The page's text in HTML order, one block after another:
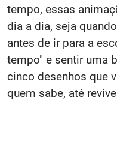
tempo, essas
dia a dia, seja
antes de ir para a
tempo" e sentir uma
cinco desenhos que
quem sabe, até